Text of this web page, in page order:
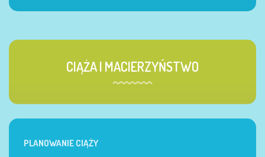
CIĄŻA I MACIERZYŃSTWO
PLANOWANIE CIĄŻY